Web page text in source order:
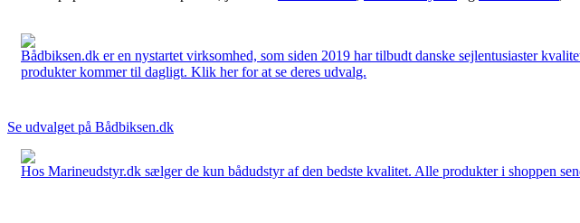
Bådbiksen.dk er en nystartet virksomhed, som siden 2019 har tilbudt danske sejlentusiaster
produkter kommer til dagligt. Klik her for at se deres udvalg.
Se udvalget på Bådbiksen.dk
Hos Marineudstyr.dk sælger de kun bådudstyr af den bedste kvalitet. Alle produkter i shoppen